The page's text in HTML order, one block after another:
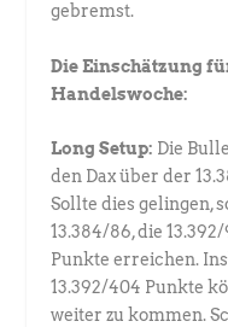
gebremst.
Die Einschätzung
Handelswoche:
Long Setup: Die
den Dax über der
Sollte dies gelingen,
13.384/86, die
Punkte erreichen.
13.392/404 Punkte
weiter zu kommen.